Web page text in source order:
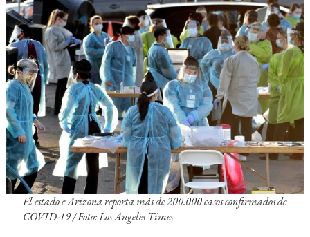
El estado e Arizona reporta más de 200.000 casos confirmados de
COVID-19/ Foto: Los Angeles Times